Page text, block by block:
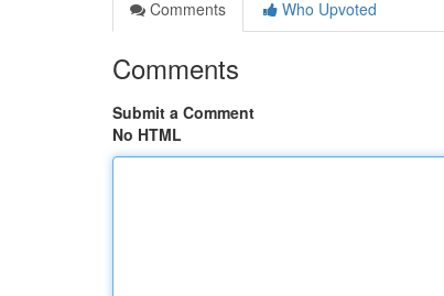
Comments
Who Upvoted
Comments
Submit a Comment
No HTML